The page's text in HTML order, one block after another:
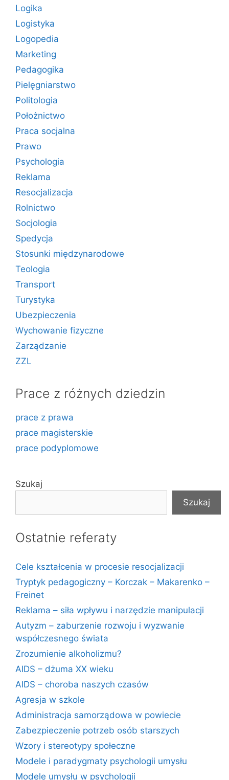
Logika
Logistyka
Logopedia
Marketing
Pedagogika
Pielęgniarstwo
Politologia
Położnictwo
Praca socjalna
Prawo
Psychologia
Reklama
Resocjalizacja
Rolnictwo
Socjologia
Spedycja
Stosunki międzynarodowe
Teologia
Transport
Turystyka
Ubezpieczenia
Wychowanie fizyczne
Zarządzanie
ZZL
Prace z różnych dziedzin
prace z prawa
prace magisterskie
prace podyplomowe
Szukaj
Szukaj
Ostatnie referaty
Cele kształcenia w procesie resocjalizacji
Tryptyk pedagogiczny – Korczak – Makarenko –
Freinet
Reklama – siła wpływu i narzędzie manipulacji
Autyzm – zaburzenie rozwoju i wyzwanie
współczesnego świata
Zrozumienie alkoholizmu?
AIDS – dżuma XX wieku
AIDS – choroba naszych czasów
Agresja w szkole
Administracja samorządowa w powiecie
Zabezpieczenie potrzeb osób starszych
Wzory i stereotypy społeczne
Modele i paradygmaty psychologii umysłu
Modele umysłu w psychologii